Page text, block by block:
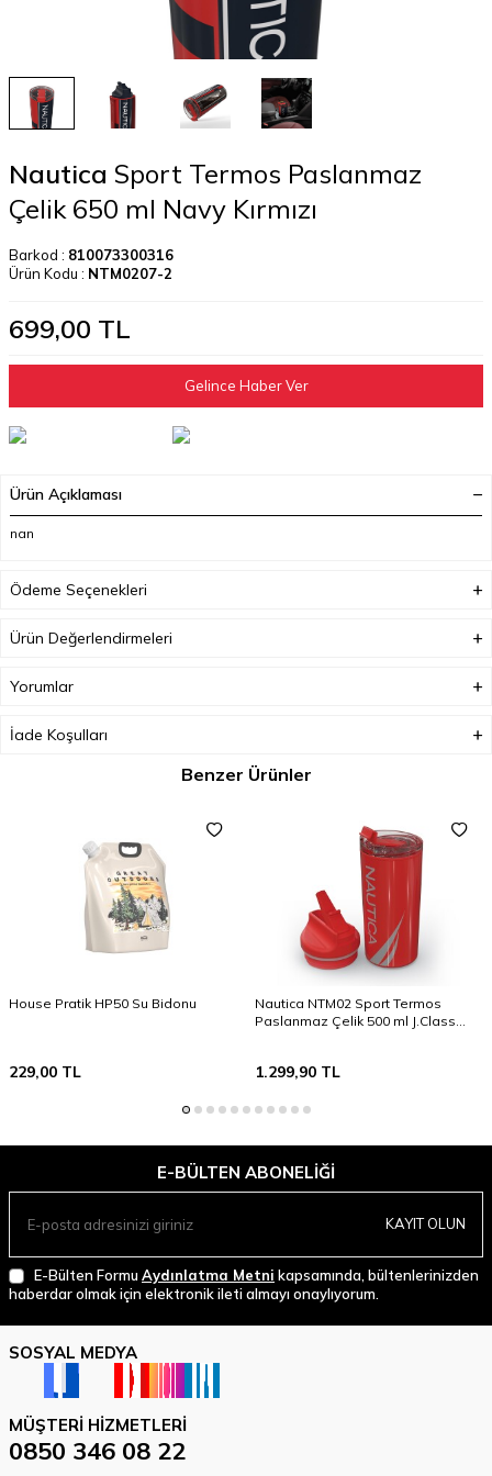
Nautica Sport Termos Paslanmaz
Çelik 650 ml Navy Kırmızı
Barkod : 810073300316
Ürün Kodu : NTM0207-2
699,00 TL
Gelince Haber Ver
Ürün Açıklaması
nan
Ödeme Seçenekleri
Ürün Değerlendirmeleri
Yorumlar
İade Koşulları
Benzer Ürünler
House Pratik HP50 Su Bidonu
229,00 TL
Nautica NTM02 Sport Termos
Paslanmaz Çelik 500 ml J.Class
1.299,90TL
E-BÜLTEN ABONELIĞI
KAYIT OLUN
E-Bülten Formu Aydınlatma Metni kapsamında, bültenlerinizden
haberdar olmak için elektronik ileti almayı onaylıyorum.
SOSYAL MEDYA
MÜŞTERI HIZMETLERI
0850 346 08 22